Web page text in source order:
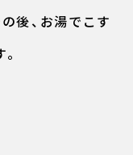
後、お湯でこす